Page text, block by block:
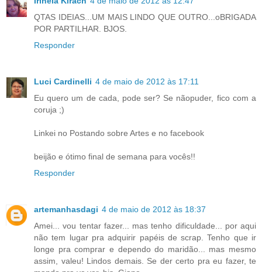
QTAS IDEIAS...UM MAIS LINDO QUE OUTRO...oBRIGADA
POR PARTILHAR. BJOS.
Responder
Luci Cardinelli 4 de maio de 2012 às 17:11
Eu quero um de cada, pode ser? Se nãopuder, fico com a
coruja ;)
Linkei no Postando sobre Artes e no facebook
beijão e ótimo final de semana para vocês!!
Responder
artemanhasdagi 4 de maio de 2012 às 18:37
Amei... vou tentar fazer... mas tenho dificuldade... por aqui
não tem lugar pra adquirir papéis de scrap. Tenho que ir
longe pra comprar e dependo do maridão... mas mesmo
assim, valeu! Lindos demais. Se der certo pra eu fazer, te